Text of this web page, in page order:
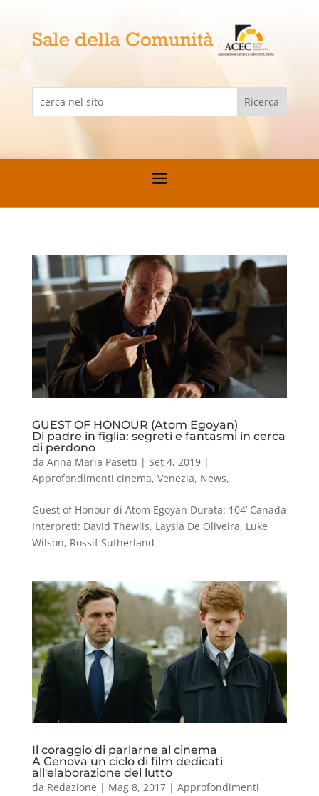
GUEST OF HONOUR (Atom Egoyan)
Di padre in figlia: segreti e fantasmi in cerca
di perdono
da Anna Maria Pasetti | Set 4, 2019|
Approfondimenti cinema, Venezia, News,
Guest of Honour di Atom Egoyan Durata: 104’ Canada
Interpreti: David Thewlis, Laysla De Oliveira, Luke
Wilson, Rossif Sutherland
Il coraggio di parlarne al cinema
A Genova un ciclo di film dedicati
all'elaborazione del lutto
da Redazione | Mag 8, 2017| Approfondimenti